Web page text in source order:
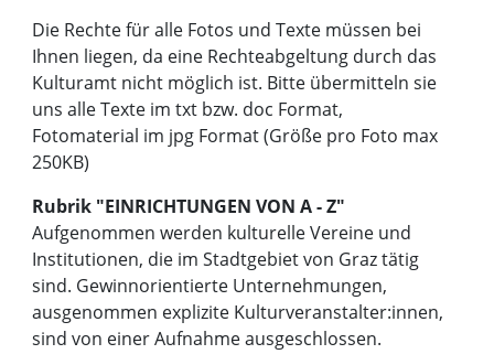
Die Rechte für alle Fotos und Texte müssen bei
Ihnen liegen, da eine Rechteabgeltung durch das
Kulturamt nicht möglich ist. Bitte übermitteln sie
uns alle Texte im txt bzw. doc Format,
Fotomaterial im jpg Format (Größe pro Foto max
250KB)
Rubrik "EINRICHTUNGEN VON A - Z"
Aufgenommen werden kulturelle Vereine und
Institutionen, die im Stadtgebiet von Graz tätig
sind. Gewinnorientierte Unternehmungen,
ausgenommen explizite Kulturveranstalter:innen,
sind von einer Aufnahme ausgeschlossen.